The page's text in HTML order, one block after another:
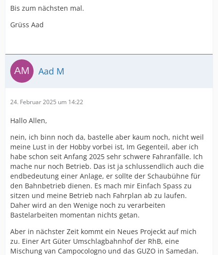
Bis zum nächsten mal.
Grüss Aad
Aad M
24. Februar 2025 um 14:22
Hallo Allen,
nein, ich binn noch da, bastelle aber kaum noch, nicht weil
meine Lust in der Hobby vorbei ist, Im Gegenteil, aber ich
habe schon seit Anfang 2025 sehr schwere Fahranfälle. Ich
mache nur noch Betrieb. Das ist ja schlussendlich auch die
endbedeutung einer Anlage, er sollte der Schaubühne für
den Bahnbetrieb dienen. Es mach mir Einfach Spass zu
sitzen und meine Betrieb nach Fahrplan ab zu laufen.
Daher wird an den Wenige noch zu verarbeiten
Bastelarbeiten momentan nichts getan.
Aber in nächster Zeit kommt ein Neues Projeckt auf mich
zu. Einer Art Güter Umschlagbahnhof der RhB, eine
Mischung van Campocologno und das GUZO in Samedan.